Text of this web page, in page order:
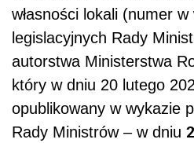
własności lokali (numer
legislacyjnych Rady
autorstwa Ministerstwa
który w dniu 20 lutego
opublikowany w wykazie
Rady Ministrów – w dniu